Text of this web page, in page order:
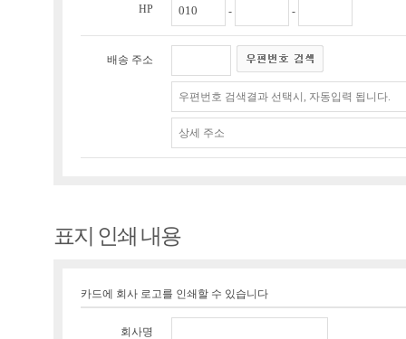
HP - -
배송 주소
표지 인쇄 내용
카드에 회사 로고를 인쇄할 수 있습니다
회사명